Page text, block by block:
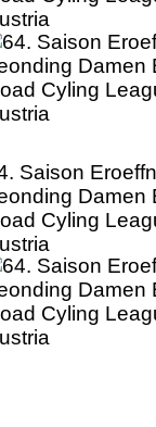
Saison
Damen
Cyling